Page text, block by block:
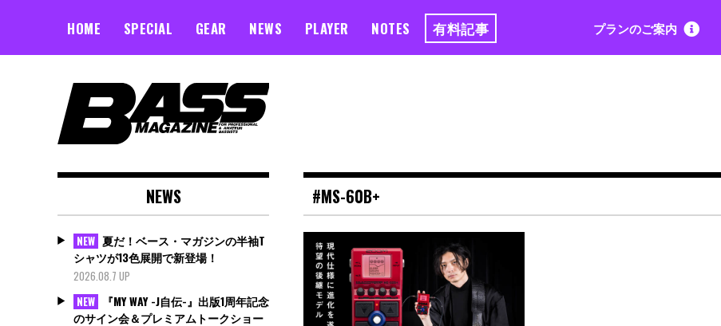
HOME SPECIAL GEAR NEWS PLAYER NOTES 有料記事 プランのご案内
#MS-60B+
NEWS
NEW 夏だ！ベース・マガジンの半袖T
シャツが13色展開で新登場！
2026.08.7 UP
NEW
『MY WAY -J自伝-』出版1周年記念
のサイン会＆プレミアムトークショー